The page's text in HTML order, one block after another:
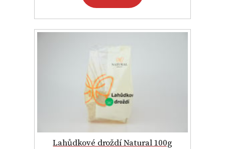
Lahůdkové droždí Natural 100g